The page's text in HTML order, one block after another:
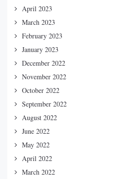
April 2023
March 2023
February 2023
January 2023
December 2022
November 2022
October 2022
September 2022
August 2022
June 2022
May 2022
April 2022
March 2022